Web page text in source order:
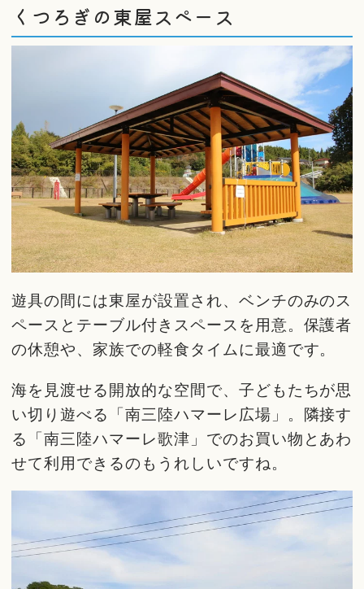
くつろぎの東屋スペース
遊具の間には東屋が設置され、ベンチのみのス
ペースとテーブル付きスペースを用意。保護者
の休憩や、家族での軽食タイムに最適です。
海を見渡せる開放的な空間で、子どもたちが思
い切り遊べる「南三陸ハマーレ広場」。隣接す
る「南三陸ハマーレ歌津」でのお買い物とあわ
せて利用できるのもうれしいですね。